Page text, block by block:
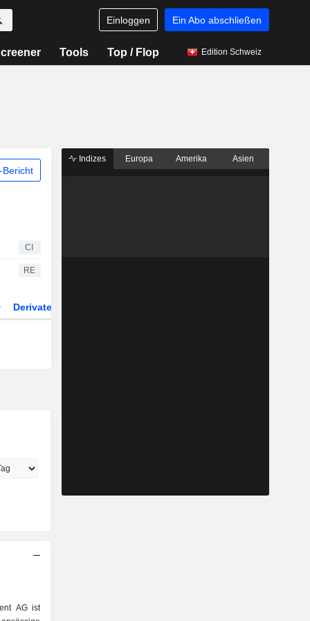
Einloggen Ein Abo abschließen
Tools Top / Flop Edition Schweiz
Bericht
CI
RE
Derivate
AG ist
Indizes Europa Amerika Asien